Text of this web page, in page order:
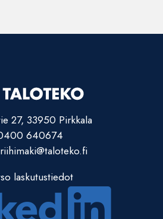
27, 33950 Pirkkala
640674
laskutustiedot